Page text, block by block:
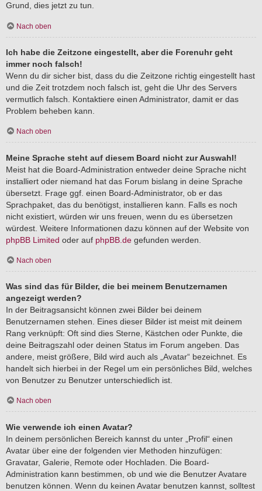
Grund, dies jetzt zu tun.
Nach oben
Ich habe die Zeitzone eingestellt, aber die Forenuhr geht
immer noch falsch!
Wenn du dir sicher bist, dass du die Zeitzone richtig eingestellt hast
und die Zeit trotzdem noch falsch ist, geht die Uhr des Servers
vermutlich falsch. Kontaktiere einen Administrator, damit er das
Problem beheben kann.
Nach oben
Meine Sprache steht auf diesem Board nicht zur Auswahl!
Meist hat die Board-Administration entweder deine Sprache nicht
installiert oder niemand hat das Forum bislang in deine Sprache
übersetzt. Frage ggf. einen Board-Administrator, ob er das
Sprachpaket, das du benötigst, installieren kann. Falls es noch
nicht existiert, würden wir uns freuen, wenn du es übersetzen
würdest. Weitere Informationen dazu können auf der Website von
phpBB Limited oder auf phpBB.de gefunden werden.
Nach oben
Was sind das für Bilder, die bei meinem Benutzernamen
angezeigt werden?
In der Beitragsansicht können zwei Bilder bei deinem
Benutzernamen stehen. Eines dieser Bilder ist meist mit deinem
Rang verknüpft: Oft sind dies Sterne, Kästchen oder Punkte, die
deine Beitragszahl oder deinen Status im Forum angeben. Das
andere, meist größere, Bild wird auch als „Avatar“ bezeichnet. Es
handelt sich hierbei in der Regel um ein persönliches Bild, welches
von Benutzer zu Benutzer unterschiedlich ist.
Nach oben
Wie verwende ich einen Avatar?
In deinem persönlichen Bereich kannst du unter „Profil“ einen
Avatar über eine der folgenden vier Methoden hinzufügen:
Gravatar, Galerie, Remote oder Hochladen. Die Board-
Administration kann bestimmen, ob und wie die Benutzer Avatare
benutzen können. Wenn du keinen Avatar benutzen kannst, solltest